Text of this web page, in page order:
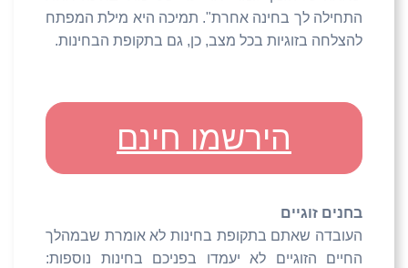
התחילה לך בחינה אחרת". תמיכה היא מילת המפתח
להצלחה בזוגיות בכל מצב, כן, גם בתקופת הבחינות.
הירשמו חינם
בחנים זוגיים
העובדה שאתם בתקופת בחינות לא אומרת שבמהלך
החיים הזוגיים לא יעמדו בפניכם בחינות נוספות: